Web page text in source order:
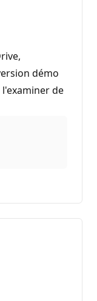
démo
de